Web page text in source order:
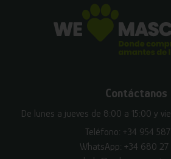
Contáctanos
De lunes a jueves de 8:00 a 15:00 y
Teléfono: +34 954
WhatsApp: +34 680 27